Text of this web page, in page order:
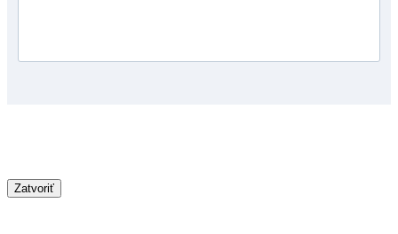
Zatvoriť